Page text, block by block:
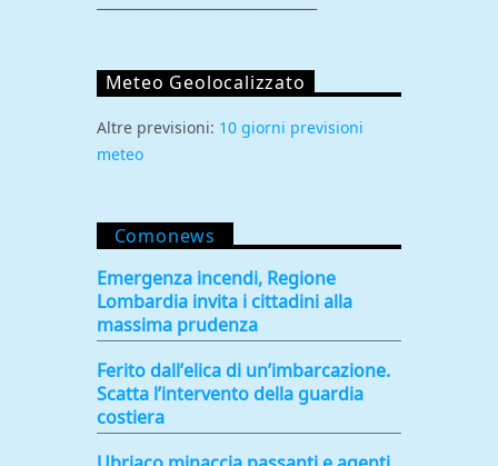
Meteo Geolocalizzato
Altre previsioni: 10 giorni previsioni
meteo
Comonews
Emergenza incendi, Regione
Lombardia invita i cittadini alla
massima prudenza
Ferito dall’elica di un’imbarcazione.
Scatta l’intervento della guardia
costiera